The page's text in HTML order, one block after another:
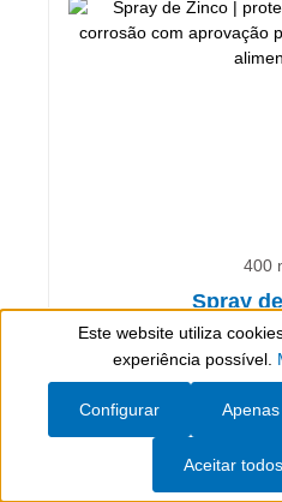
400
Spray
proteção catódica contra a
para utilização no
22,55 €*
Show toolbar
Este website utiliza
experiência possível.
Configurar
Aceitar